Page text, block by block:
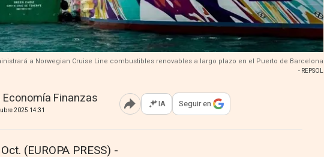
a Norwegian Cruise Line combustibles renovables a largo plazo en el Puerto de Barcelona
- REPSOL
Finanzas
2025 14:31 Abrir opciones para compartir
IA Seguir en
(EUROPA PRESS) -